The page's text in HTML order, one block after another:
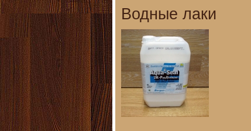
Водные лаки